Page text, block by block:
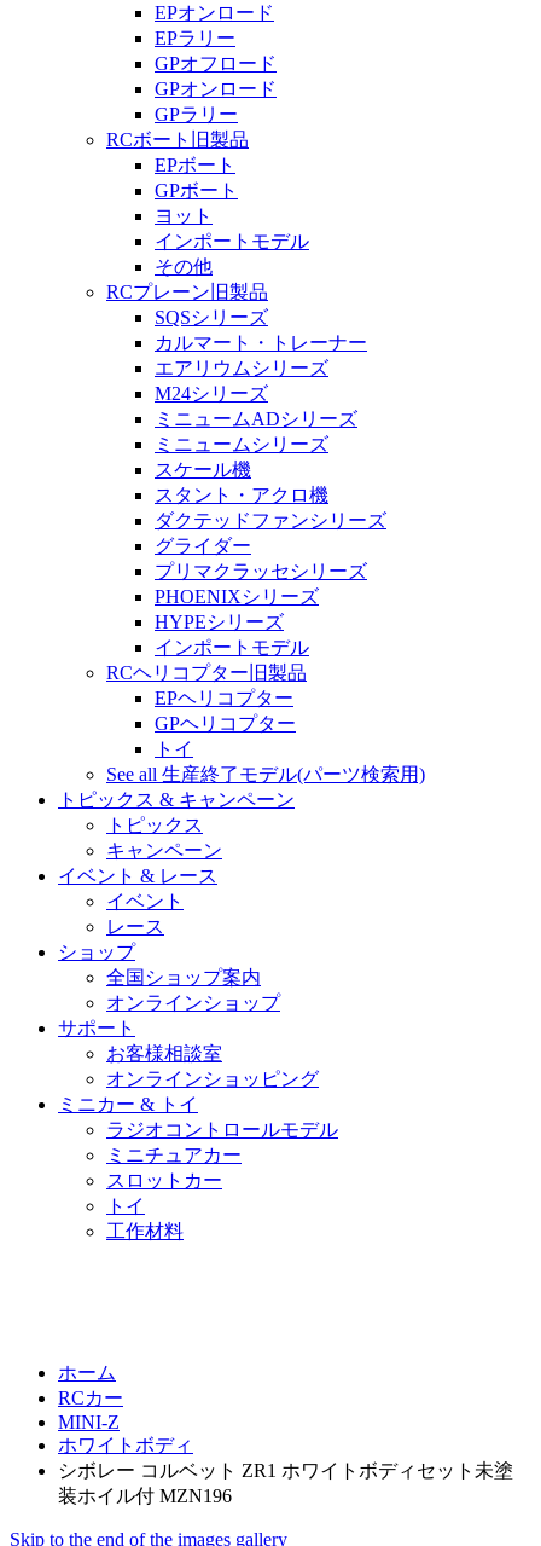
EPオンロード
EPラリー
GPオフロード
GPオンロード
GPラリー
RCボート旧製品
EPボート
GPボート
ヨット
インポートモデル
その他
RCプレーン旧製品
SQSシリーズ
カルマート・トレーナー
エアリウムシリーズ
M24シリーズ
ミニュームADシリーズ
ミニュームシリーズ
スケール機
スタント・アクロ機
ダクテッドファンシリーズ
グライダー
プリマクラッセシリーズ
PHOENIXシリーズ
HYPEシリーズ
インポートモデル
RCヘリコプター旧製品
EPヘリコプター
GPヘリコプター
トイ
See all 生産終了モデル(パーツ検索用)
トピックス & キャンペーン
トピックス
キャンペーン
イベント & レース
イベント
レース
ショップ
全国ショップ案内
オンラインショップ
サポート
お客様相談室
オンラインショッピング
ミニカー & トイ
ラジオコントロールモデル
ミニチュアカー
スロットカー
トイ
工作材料
ホーム
RCカー
MINI-Z
ホワイトボディ
シボレー コルベット ZR1 ホワイトボディセット未塗
装ホイル付 MZN196
Skip to the end of the images gallery